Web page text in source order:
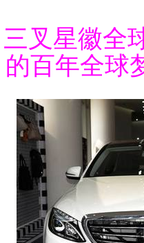
三叉星徽全
的百年全球